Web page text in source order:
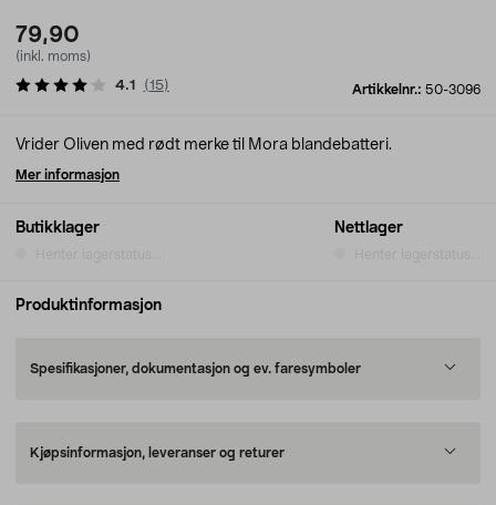
79,90
(inkl. moms)
Artikkelnr.: 50-3096
4.1 (15)
Butikklager Nettlager
Vrider Oliven med rødt merke til Mora blandebatteri.
Mer informasjon
Produktinformasjon
Spesifikasjoner, dokumentasjon og ev. faresymboler
Kjøpsinformasjon, leveranser og returer